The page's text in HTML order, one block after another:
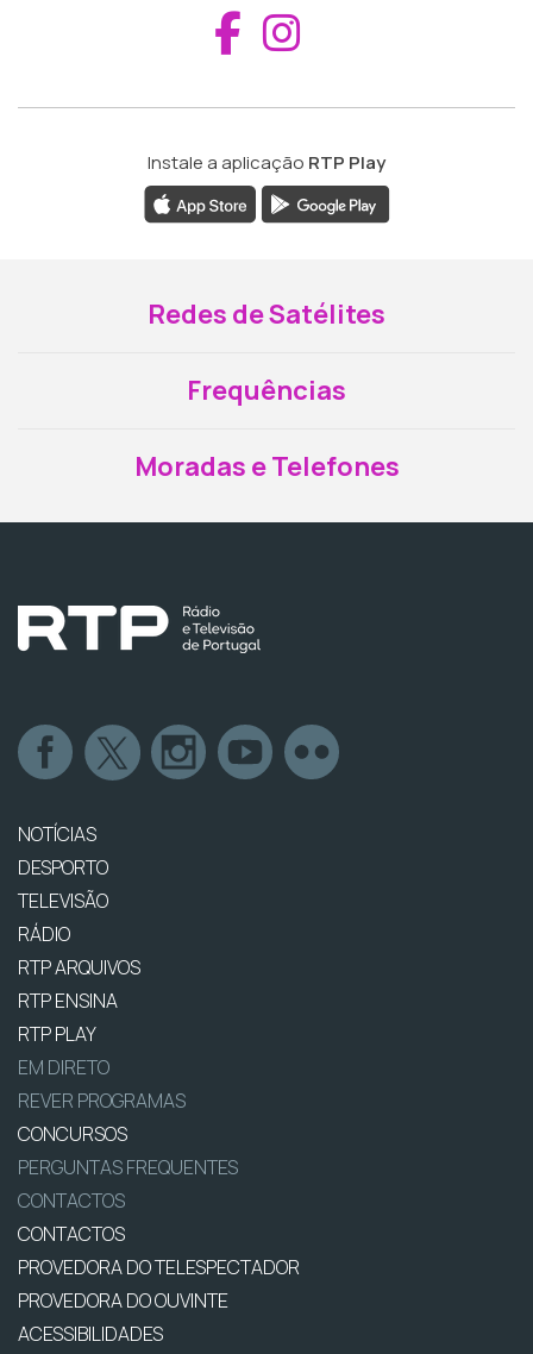
Aceder ao
Instale a aplicação RTP Play
Redes de Satélites
Frequências
Moradas e Telefones
NOTÍCIAS
DESPORTO
TELEVISÃO
RÁDIO
RTP ARQUIVOS
RTP ENSINA
RTP PLAY
EM DIRETO
REVER PROGRAMAS
CONCURSOS
PERGUNTAS FREQUENTES
CONTACTOS
CONTACTOS
PROVEDORA DO TELESPECTADOR
PROVEDORA DO OUVINTE
ACESSIBILIDADES